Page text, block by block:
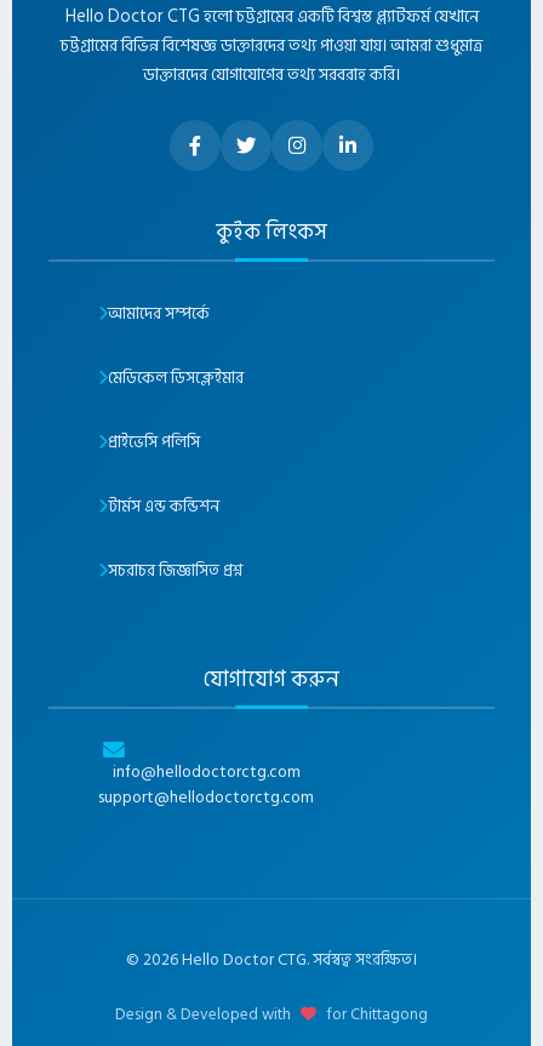
Hello Doctor CTG হলো চট্টগ্রামের একটি বিশ্বস্ত প্ল্যাটফর্ম যেখানে
চট্টগ্রামের বিভিন্ন বিশেষজ্ঞ ডাক্তারদের তথ্য পাওয়া যায়। আমরা শুধুমাত্র
ডাক্তারদের যোগাযোগের তথ্য সরবরাহ করি।
কুইক লিংকস
আমাদের সম্পর্কে
মেডিকেল ডিসক্লেইমার
প্রাইভেসি পলিসি
টার্মস এন্ড কন্ডিশন
সচরাচর জিজ্ঞাসিত প্রশ্ন
যোগাযোগ করুন
info@hellodoctorctg.com
support@hellodoctorctg.com
©2026Hello Doctor CTG. সর্বস্বত্ব সংরক্ষিত।
Design & Developed with for Chittagong